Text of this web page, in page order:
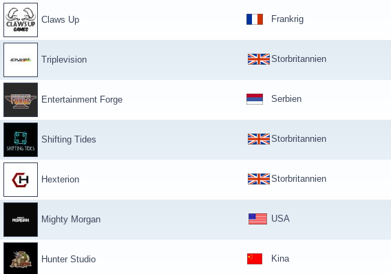
Claws Up Frankrig
Triplevision Storbritannien
Entertainment Forge Serbien
Shifting Tides Storbritannien
Hexterion Storbritannien
Mighty Morgan USA
Hunter Studio Kina